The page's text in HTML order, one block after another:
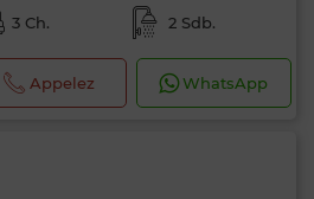
3 Ch. 2 Sdb.
Appelez WhatsApp